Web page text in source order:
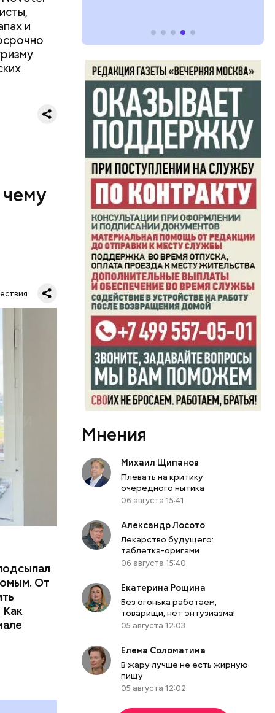
и
От
в
по
Мнения
Михаил Щипанов
Плевать на критику
очередного нытика
06 августа 15:41
Александр Лосото
Лекарство будущего:
таблетка-оригами
06 августа 15:40
Екатерина Рощина
Без огонька работаем,
товарищи, нет энтузиазма!
05 августа 12:03
Елена Соломатина
В жару лучше не есть жирную
пищу
05 августа 12:02